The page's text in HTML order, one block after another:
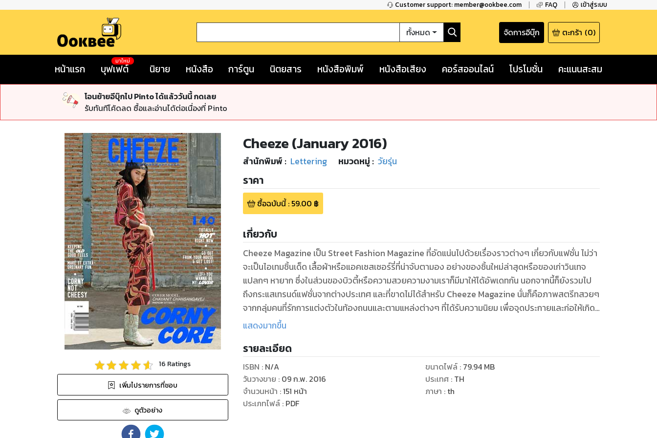
Customer support: member@ookbee.com FAQ เข้าสู่ระบบ
ทั้งหมด จัดการอีบุ๊ก ตะกร้า (0)
หน้าแรก บุฟเฟต์
มาใหม่
นิยาย หนังสือ การ์ตูน นิตยสาร หนังสือพิมพ์ หนังสือเสียง คอร์สออนไลน์ โปรโมชั่น คะแนนสะสม
โอนย้ายอีบุ๊กไป Pinto ได้แล้ววันนี้ กดเลย
รับทันทีโค้ดลด ซื้อและอ่านได้ต่อเนื่องที่ Pinto
16 Ratings
เพิ่มไปรายการที่ชอบ
ดูตัวอย่าง
Cheeze (January 2016)
สำนักพิมพ์ : Lettering หมวดหมู่ : วัยรุ่น
ราคา
ซื้อฉบับนี้: 59.00 ฿
เกี่ยวกับ
Cheeze Magazine เป็น Street Fashion Magazine ที่อัดแน่นไปด้วยเรื่องราวต่างๆ เกี่ยวกับแฟชั่น ไม่ว่า
จะเป็นไอเทมชิ้นเด็ด เสื้อผ้าหรือแอคเซสเซอร์รี่ที่น่าจับตามอง อย่างของชิ้นใหม่ล่าสุดหรือของเก่าวินเทจ
แปลกๆ หายาก ซึ่งในส่วนของบิวตี้หรือความสวยความงามเราก็มีมาให้ได้อัพเดทกัน นอกจากนี้ก็ยังรวมไป
ถึงกระแสเทรนด์แฟชั่นจากต่างประเทศ และที่ขาดไม่ได้สำหรับ Cheeze Magazine นั่นก็คือภาพสตรีทสวยๆ
จากกลุ่มคนที่รักการแต่งตัวในท้องถนนและตามแหล่งต่างๆ ที่ได้รับความนิยม เพื่อจุดประกายและก่อให้เกิด
แรงบันดาลใจ ทั้งกับกลุ่มเด็กวัยรุ่นในปัจจุบันที่รักการแต่งตัว และเพื่อเป็นกระตุ้นกลุ่มคนที่รักแฟชั่นเหล่านั้น
แสดงมากขึ้น
รายละเอียด
ISBN : N/A
วันวางขาย : 09 ก.พ. 2016
จำนวนหน้า :151 หน้า
ประเภทไฟล์: PDF
ขนาดไฟล์: 79.94 MB
ประเทศ : TH
ภาษา : th